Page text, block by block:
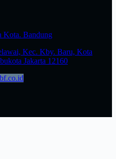
Kota. Bandung
Kec. Kby. Baru, Kota
Jakarta 12160